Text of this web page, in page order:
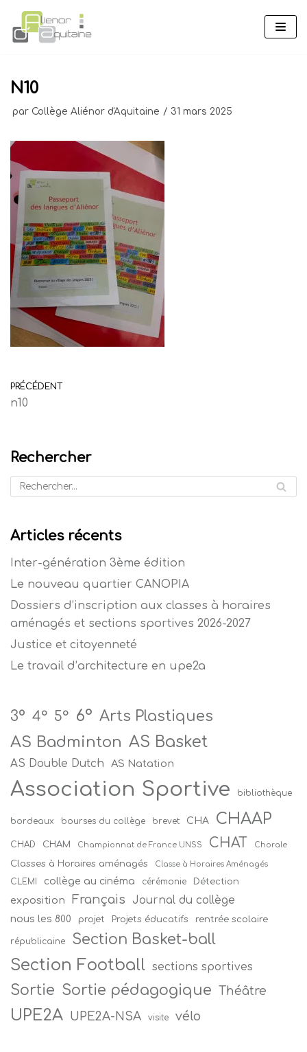
Aller
au
N10
par Collège Aliénor d'Aquitaine 31 mars 2025
PRÉCÉDENT
n10
Rechercher
Articles récents
Inter-génération 3ème édition
Le nouveau quartier CANOPIA
Dossiers d’inscription aux classes à horaires
aménagés et sections sportives 2026-2027
Justice et citoyenneté
Le travail d’architecture en upe2a
3° 4° 5° 6° Arts Plastiques
AS Badminton AS Basket
AS Double Dutch AS Natation
Association Sportive bibliothèque
bordeaux bourses du collège brevet CHA CHAAP
CHAD CHAM Championnat de France UNSS CHAT Chorale
Classes à Horaires aménagés Classe à Horaires Aménagés
CLEMI collège au cinéma cérémonie Détection
exposition Français Journal du collège
nous les 800 projet Projets éducatifs rentrée scolaire
républicaine Section Basket-ball
Section Football sections sportives
Sortie Sortie pédagogique Théâtre
UPE2A UPE2A-NSA visite vélo